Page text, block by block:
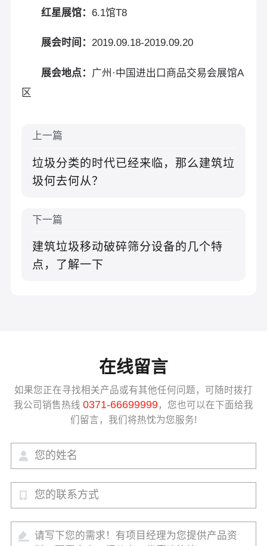
红星展馆：6.1馆T8
展会时间：2019.09.18-2019.09.20
展会地点： 广州·中国进出口商品交易会展馆A
区
上一篇
垃圾分类的时代已经来临，那么建筑垃
圾何去何从？
下一篇
建筑垃圾移动破碎筛分设备的几个特
点，了解一下
在线留言
如果您正在寻找相关产品或有其他任何问题，可随时拨打
我公司销售热线 0371-66699999，您也可以在下面给我
们留言，我们将热忱为您服务!